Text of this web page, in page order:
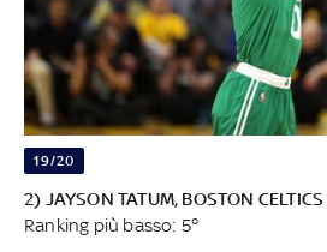
19/20
2) JAYSON TATUM, BOSTON CELTICS
Ranking più basso: 5°